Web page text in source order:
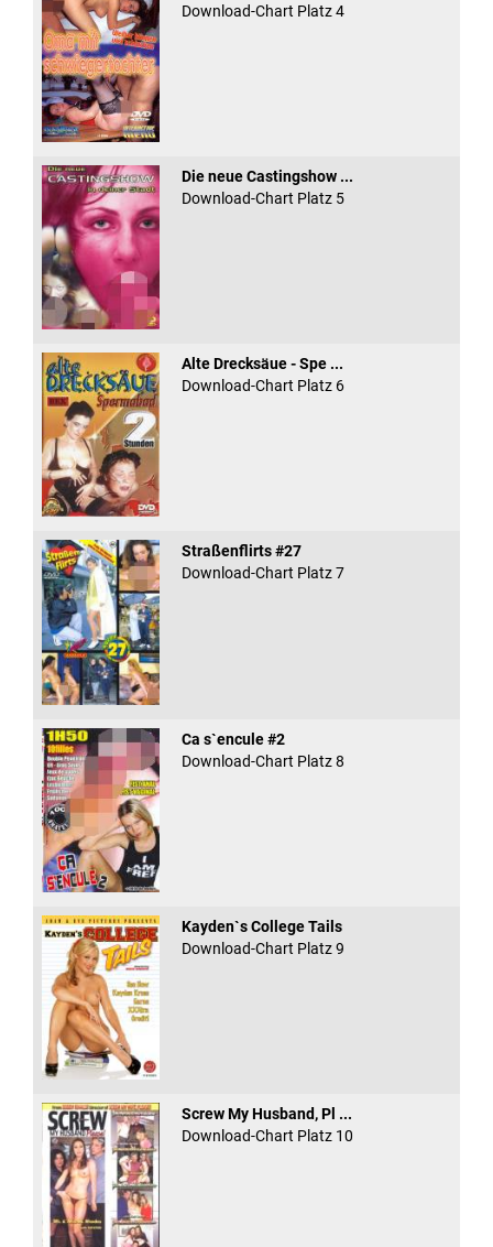
Download-Chart Platz 4
Die neue Castingshow ...
Download-Chart Platz 5
Alte Drecksäue - Spe ...
Download-Chart Platz 6
Straßenflirts #27
Download-Chart Platz 7
Ca s`encule #2
Download-Chart Platz 8
Kayden`s College Tails
Download-Chart Platz 9
Screw My Husband, Pl ...
Download-Chart Platz 10